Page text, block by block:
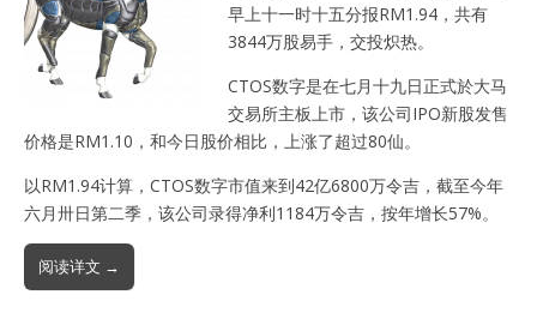
早上十一时十五分报RM1.94，共有
3844万股易手，交投炽热。
CTOS数字是在七月十九日正式於大马
交易所主板上市，该公司IPO新股发售
价格是RM1.10，和今日股价相比，上涨了超过80仙。
以RM1.94计算，CTOS数字市值来到42亿6800万令吉，截至今年
六月卅日第二季，该公司录得净利1184万令吉，按年增长57%。
阅读详文 →